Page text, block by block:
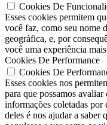
Cookies De
Esses cookies permitem
você faz, como seu nome
geográfica, e, por
você uma experiência
Cookies De Performance
Cookies De
Esses cookies nos
para que possamos
informações coletadas por
deles é nos ajudar a saber